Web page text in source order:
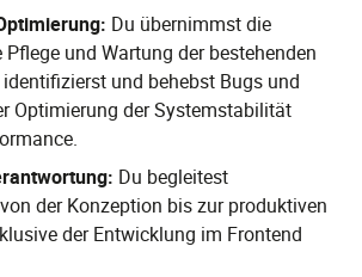
Du übernimmst die
und Wartung der bestehenden
und behebst Bugs und
Optimierung der Systemstabilität
Du begleitest
der Konzeption bis zur produktiven
der Entwicklung im Frontend